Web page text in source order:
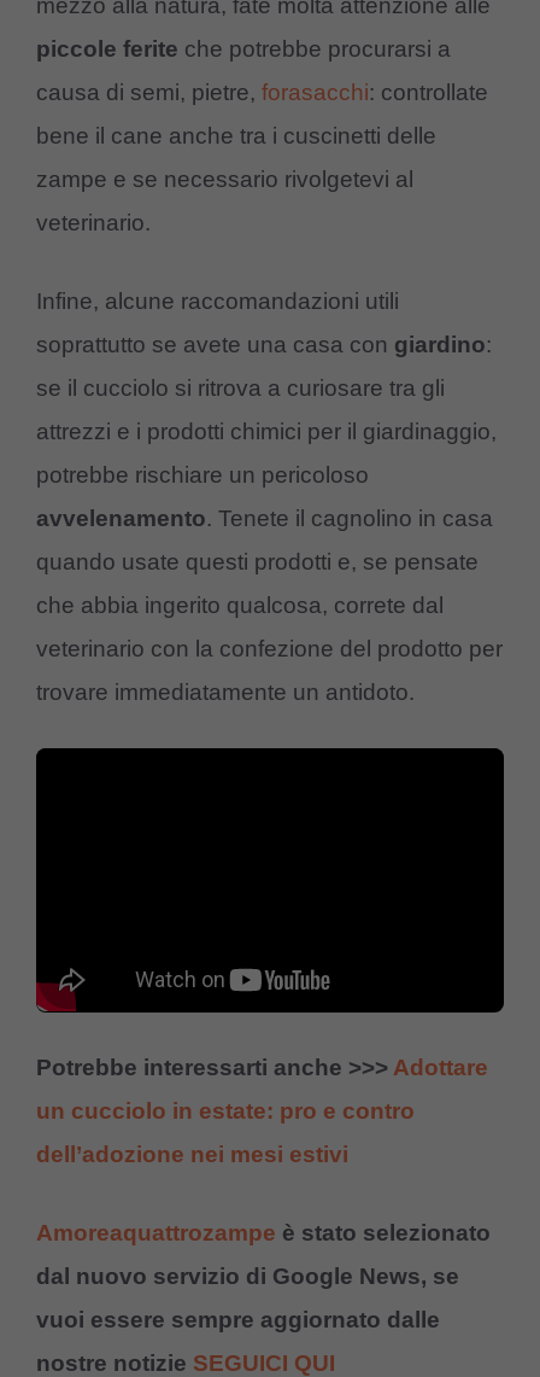
mezzo alla natura, fate molta attenzione alle
piccole ferite che potrebbe procurarsi a
causa di semi, pietre, forasacchi: controllate
bene il cane anche tra i cuscinetti delle
zampe e se necessario rivolgetevi al
veterinario.
Infine, alcune raccomandazioni utili
soprattutto se avete una casa con giardino:
se il cucciolo si ritrova a curiosare tra gli
attrezzi e i prodotti chimici per il giardinaggio,
potrebbe rischiare un pericoloso
avvelenamento. Tenete il cagnolino in casa
quando usate questi prodotti e, se pensate
che abbia ingerito qualcosa, correte dal
veterinario con la confezione del prodotto per
trovare immediatamente un antidoto.
Potrebbe interessarti anche >>> Adottare
un cucciolo in estate: pro e contro
dell’adozione nei mesi estivi
Amoreaquattrozampe è stato selezionato
dal nuovo servizio di Google News, se
vuoi essere sempre aggiornato dalle
nostre notizie SEGUICI QUI